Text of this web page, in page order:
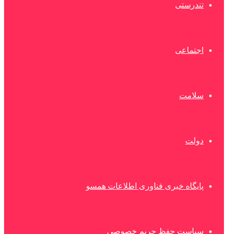
تندرستی
اجتماعی
سلامت
دولت
پایگاه خبری فناوری اطلاعات همسو
سیاست حفظ حریم خصوصی